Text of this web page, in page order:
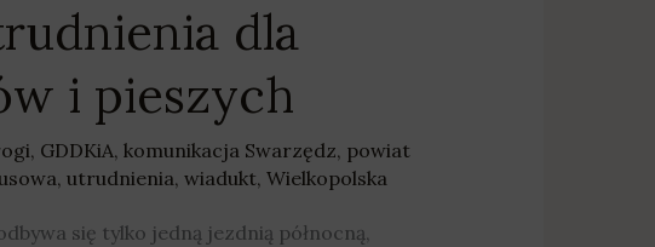
dla
i pieszych
, GDDKiA, komunikacja Swarzędz, powiat
, utrudnienia, wiadukt, Wielkopolska
się tylko jedną jezdnią północną,